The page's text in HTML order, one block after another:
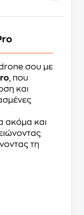
σου με
, που
και
ακόμα και
τη